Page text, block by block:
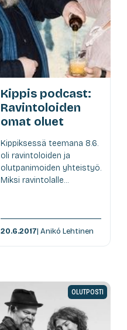
Kippis podcast:
Ravintoloiden
omat oluet
Kippiksessä teemana 8.6.
oli ravintoloiden ja
olutpanimoiden yhteistyö.
Miksi ravintolalle...
20.6.2017| Anikó Lehtinen
OLUTPOSTI